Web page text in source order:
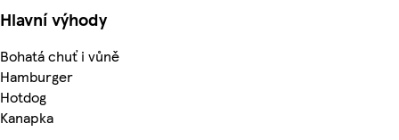
Hlavní výhody
Bohatá chuť i vůně
Hamburger
Hotdog
Kanapka